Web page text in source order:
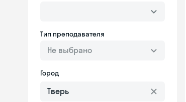
Тип преподавателя
Не выбрано
Город